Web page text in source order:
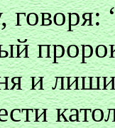
и